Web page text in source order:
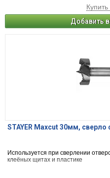
Купить
Добавить
STAYER Maxcut 30мм,
Используется при сверлении
клеёных щитах и пластике